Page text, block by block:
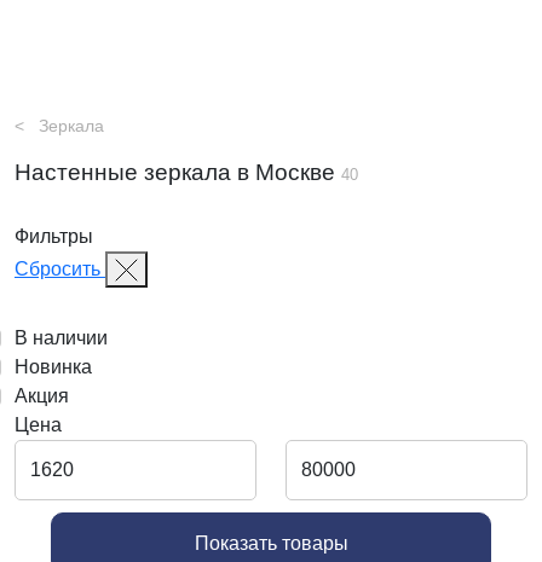
Зеркала
Настенные зеркала в Москве 40
Фильтры
Сбросить
В наличии
Новинка
Акция
Цена
Показать товары